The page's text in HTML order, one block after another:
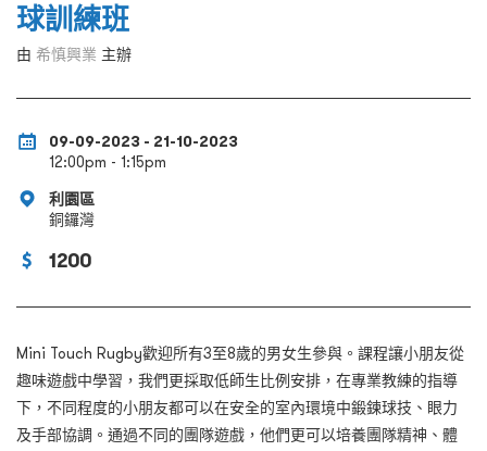
球訓練班
由 希慎興業 主辦
09-09-2023 - 21-10-2023
12:00pm - 1:15pm
利園區
銅鑼灣
1200
Mini Touch Rugby歡迎所有3至8歲的男女生參與。課程讓小朋友從
趣味遊戲中學習，我們更採取低師生比例安排，在專業教練的指導
下，不同程度的小朋友都可以在安全的室內環境中鍛鍊球技、眼力
及手部協調。通過不同的團隊遊戲，他們更可以培養團隊精神、體